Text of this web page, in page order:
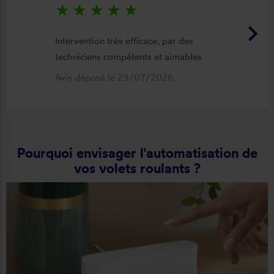
keyboard_arrow_right
star_rate star_rate star_rate star_rate star_rate
Intervention très efficace, par des
techniciens compétents et aimables
Avis déposé le 29/07/2026
Pourquoi envisager l'automatisation de
vos volets roulants ?